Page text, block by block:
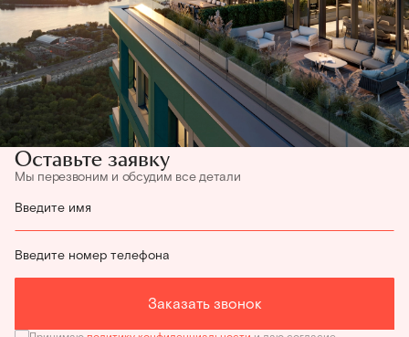
Оставьте заявку
Мы перезвоним и обсудим все детали
Введите имя
Введите номер телефона
Заказать звонок